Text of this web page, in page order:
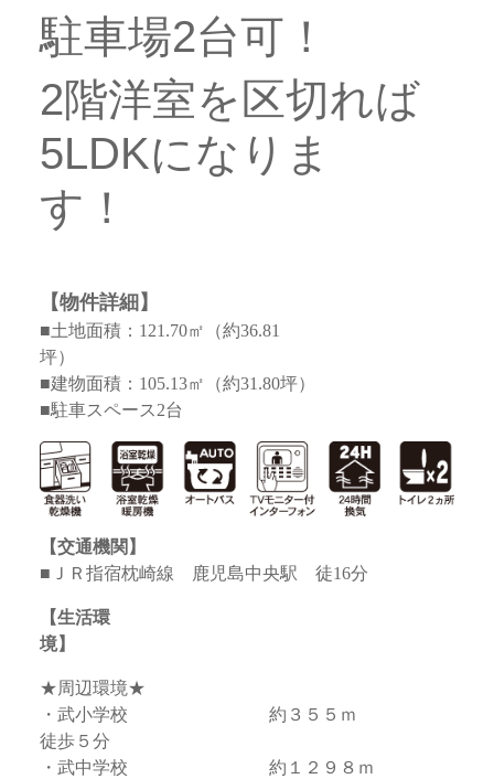
駐車場2台可！
2階洋室を区切れば
5LDKになりま
【物件詳細】
■土地面積：121.70㎡（約36.81
■建物面積：105.13㎡（約31.80坪）
■駐車スペース2台
【交通機関】
■ＪＲ指宿枕崎線 鹿児島中央駅 徒16分
【生活環
★周辺環境★
・武小学校 約３５５ｍ
徒歩５分
・武中学校 約１２９８ｍ